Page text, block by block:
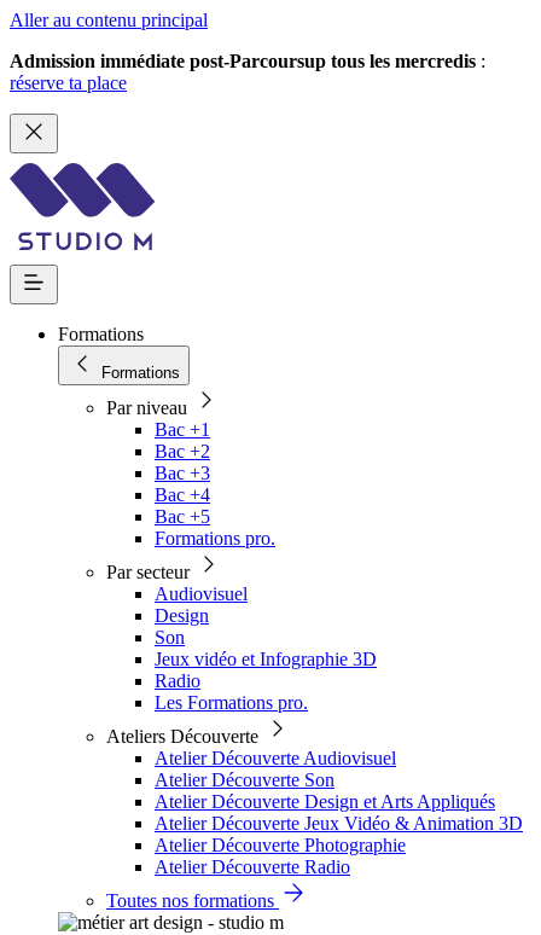
Aller au contenu principal
Admission immédiate post-Parcoursup tous les mercredis :
réserve ta place
Formations
Formations
Par niveau
Bac +1
Bac +2
Bac +3
Bac +4
Bac +5
Formations pro.
Par secteur
Audiovisuel
Design
Son
Jeux vidéo et Infographie 3D
Radio
Les Formations pro.
Ateliers Découverte
Atelier Découverte Audiovisuel
Atelier Découverte Son
Atelier Découverte Design et Arts Appliqués
Atelier Découverte Jeux Vidéo & Animation 3D
Atelier Découverte Photographie
Atelier Découverte Radio
Toutes nos formations